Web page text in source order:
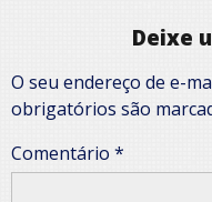
Deixe
O seu endereço de e-
obrigatórios são
Comentário *